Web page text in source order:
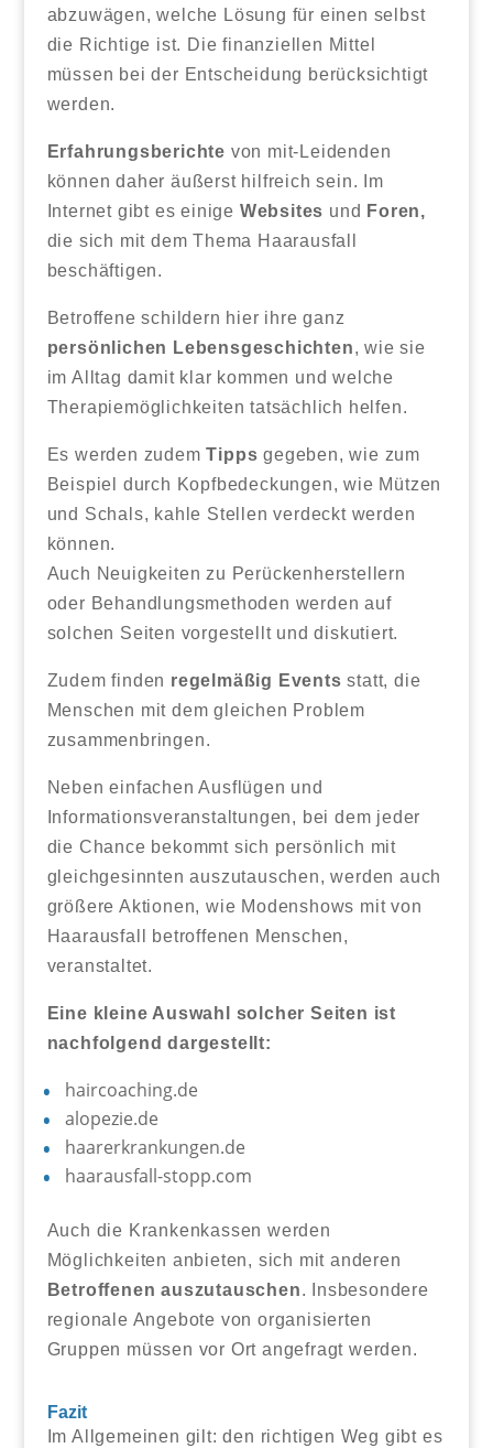
abzuwägen, welche Lösung für einen selbst
die Richtige ist. Die finanziellen Mittel
müssen bei der Entscheidung berücksichtigt
werden.
Erfahrungsberichte von mit-Leidenden
können daher äußerst hilfreich sein. Im
Internet gibt es einige Websites und Foren,
die sich mit dem Thema Haarausfall
beschäftigen.
Betroffene schildern hier ihre ganz
persönlichen Lebensgeschichten, wie sie
im Alltag damit klar kommen und welche
Therapiemöglichkeiten tatsächlich helfen.
Es werden zudemTipps gegeben, wie zum
Beispiel durch Kopfbedeckungen, wie Mützen
und Schals, kahle Stellen verdeckt werden
können.
Auch Neuigkeiten zu Perückenherstellern
oder Behandlungsmethoden werden auf
solchen Seiten vorgestellt und diskutiert.
Zudem finden regelmäßig Events statt, die
Menschen mit dem gleichen Problem
zusammenbringen.
Neben einfachen Ausflügen und
Informationsveranstaltungen, bei dem jeder
die Chance bekommt sich persönlich mit
gleichgesinnten auszutauschen, werden auch
größere Aktionen, wie Modenshows mit von
Haarausfall betroffenen Menschen,
veranstaltet.
Eine kleine Auswahl solcher Seiten ist
nachfolgend dargestellt:
haircoaching.de
alopezie.de
haarerkrankungen.de
haarausfall-stopp.com
Auch die Krankenkassen werden
Möglichkeiten anbieten, sich mit anderen
Betroffenen auszutauschen. Insbesondere
regionale Angebote von organisierten
Gruppen müssen vor Ort angefragt werden.
Fazit
Im Allgemeinen gilt: den richtigen Weg gibt es